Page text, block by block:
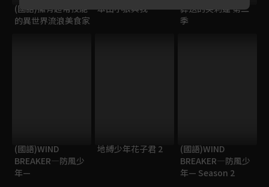
(國語)擁有超常技能
的異世界流浪美食家
本田小狼與我
葬送的芙莉蓮 第二
季
(國語)WIND
BREAKER—防風少
年—
地縛少年花子君 2
(國語)WIND
BREAKER—防風少
年— Season 2